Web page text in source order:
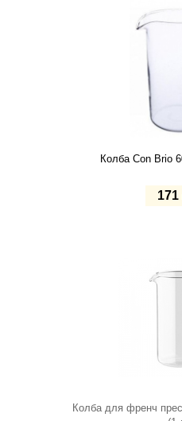
Колба Con Brio
171
Колба для френч